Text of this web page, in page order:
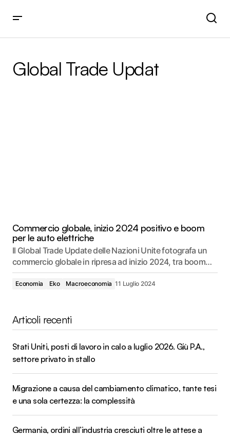
Global Trade Updat
Commercio globale, inizio 2024 positivo e boom
per le auto elettriche
Il Global Trade Update delle Nazioni Unite fotografa un
commercio globale in ripresa ad inizio 2024, tra boom…
Economia Eko Macroeconomia 11 Luglio 2024
Articoli recenti
Stati Uniti, posti di lavoro in calo a luglio 2026. Giù P.A.,
settore privato in stallo
Migrazione a causa del cambiamento climatico, tante tesi
e una sola certezza: la complessità
Germania, ordini all’industria cresciuti oltre le attese a